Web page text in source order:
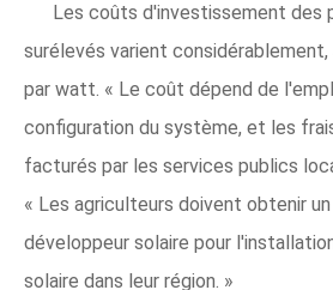
Les coûts d'investissement des
surélevés varient
par watt. « Le coût dépend de
configuration du système, et les
facturés par les services publics
« Les agriculteurs doivent obtenir
développeur solaire pour
solaire dans leur région. »